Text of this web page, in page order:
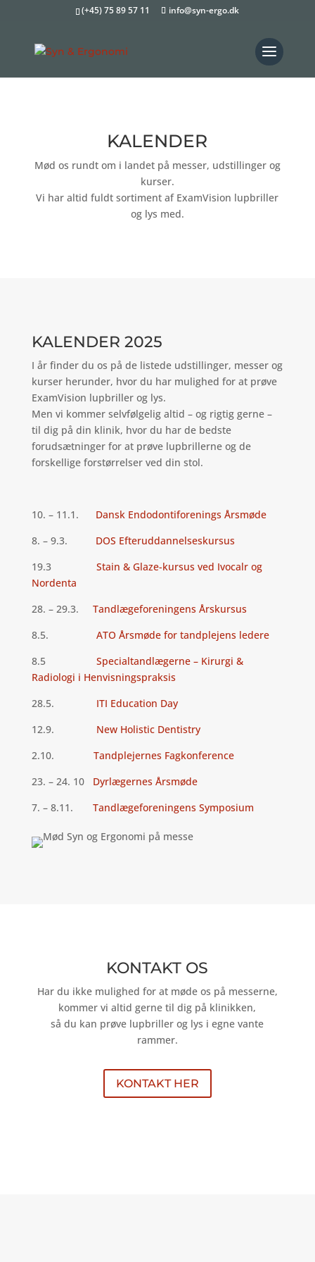
(+45) 75 89 57 11 info@syn-ergo.dk
KALENDER
Mød os rundt om i landet på messer, udstillinger og
kurser.
Vi har altid fuldt sortiment af ExamVision lupbriller
og lys med.
KALENDER 2025
I år finder du os på de listede udstillinger, messer og
kurser herunder, hvor du har mulighed for at prøve
ExamVision lupbriller og lys.
Men vi kommer selvfølgelig altid – og rigtig gerne –
til dig på din klinik, hvor du har de bedste
forudsætninger for at prøve lupbrillerne og de
forskellige forstørrelser ved din stol.
10. – 11.1. Dansk Endodontiforenings Årsmøde
8. – 9.3. DOS Efteruddannelseskursus
19.3
Stain & Glaze-kursus ved Ivocalr og
Nordenta
28. – 29.3. Tandlægeforeningens Årskursus
8.5. ATO Årsmøde for tandplejens ledere
8.5 Specialtandlægerne – Kirurgi &
Radiologi i Henvisningspraksis
28.5. ITI Education Day
12.9. New Holistic Dentistry
2.10. Tandplejernes Fagkonference
23. – 24. 10 Dyrlægernes Årsmøde
7. – 8.11. Tandlægeforeningens Symposium
KONTAKT OS
Har du ikke mulighed for at møde os på messerne,
kommer vi altid gerne til dig på klinikken,
så du kan prøve lupbriller og lys i egne vante
rammer.
KONTAKT HER